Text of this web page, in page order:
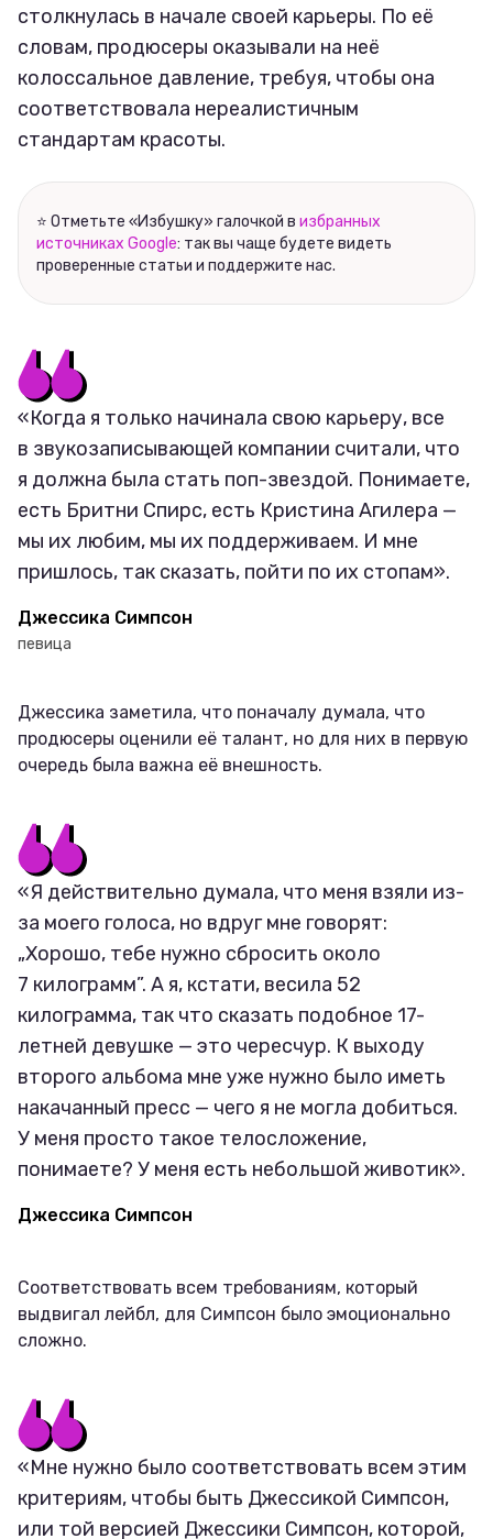
Соцсети
столкнулась в начале своей карьеры. По её
словам, продюсеры оказывали на неё
колоссальное давление, требуя, чтобы она
соответствовала нереалистичным
стандартам красоты.
⭐ Отметьте «Избушку» галочкой в избранных
источниках Google: так вы чаще будете видеть
проверенные статьи и поддержите нас.
«Когда я только начинала свою карьеру, все
в звукозаписывающей компании считали, что
я должна была стать поп-звездой. Понимаете,
есть Бритни Спирс, есть Кристина Агилера —
мы их любим, мы их поддерживаем. И мне
пришлось, так сказать, пойти по их стопам».
Джессика Симпсон
певица
Джессика заметила, что поначалу думала, что
продюсеры оценили её талант, но для них в первую
очередь была важна её внешность.
«Я действительно думала, что меня взяли из-
за моего голоса, но вдруг мне говорят:
„Хорошо, тебе нужно сбросить около
7 килограмм”. А я, кстати, весила 52
килограмма, так что сказать подобное 17-
летней девушке — это чересчур. К выходу
второго альбома мне уже нужно было иметь
накачанный пресс — чего я не могла добиться.
У меня просто такое телосложение,
понимаете? У меня есть небольшой животик».
Джессика Симпсон
Соответствовать всем требованиям, который
выдвигал лейбл, для Симпсон было эмоционально
сложно.
«Мне нужно было соответствовать всем этим
критериям, чтобы быть Джессикой Симпсон,
или той версией Джессики Симпсон, которой,